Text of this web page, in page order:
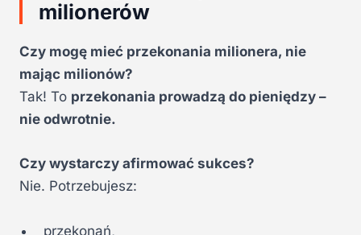
milionerów
Czy mogę mieć przekonania milionera, nie
mając milionów?
Tak! To przekonania prowadzą do pieniędzy –
nie odwrotnie.
Czy wystarczy afirmować sukces?
Nie. Potrzebujesz:
przekonań,